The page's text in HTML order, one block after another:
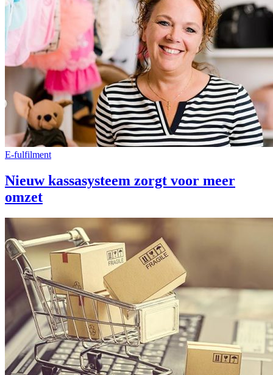
E-fulfilment
Nieuw kassasysteem zorgt voor meer
omzet